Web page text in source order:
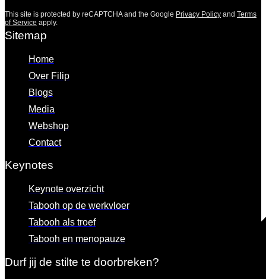
This site is protected by reCAPTCHA and the Google Privacy Policy and Terms
of Service apply.
Sitemap
Home
Over Filip
Blogs
Media
Webshop
Contact
Keynotes
Keynote overzicht
Tabooh op de werkvloer
Tabooh als troef
Tabooh en menopauze
Durf jij de stilte te doorbreken?